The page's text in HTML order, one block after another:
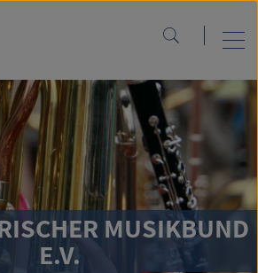
MUSIKBUND
E.V.